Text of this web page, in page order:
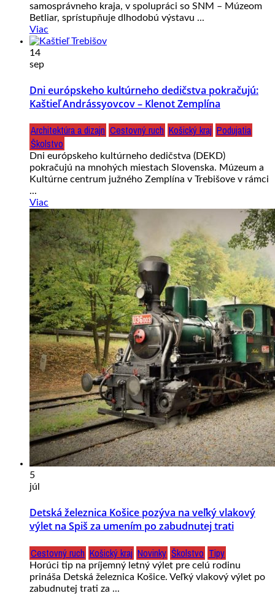
samosprávneho kraja, v spolupráci so SNM – Múzeom
Betliar, sprístupňuje dlhodobú výstavu ...
Viac
14
sep
Dni európskeho kultúrneho dedičstva pokračujú:
Kaštieľ Andrássyovcov – Klenot Zemplína
Architektúra a dizajn Cestovný ruch Košický kraj Podujatia
Školstvo
Dni európskeho kultúrneho dedičstva (DEKD)
pokračujú na mnohých miestach Slovenska. Múzeum a
Kultúrne centrum južného Zemplína v Trebišove v rámci
...
Viac
5
júl
Detská železnica Košice pozýva na veľký vlakový
výlet na Spiš za umením po zabudnutej trati
Cestovný ruch Košický kraj Novinky Školstvo Tipy
Horúci tip na príjemný letný výlet pre celú rodinu
prináša Detská železnica Košice. Veľký vlakový výlet po
zabudnutej trati za ...